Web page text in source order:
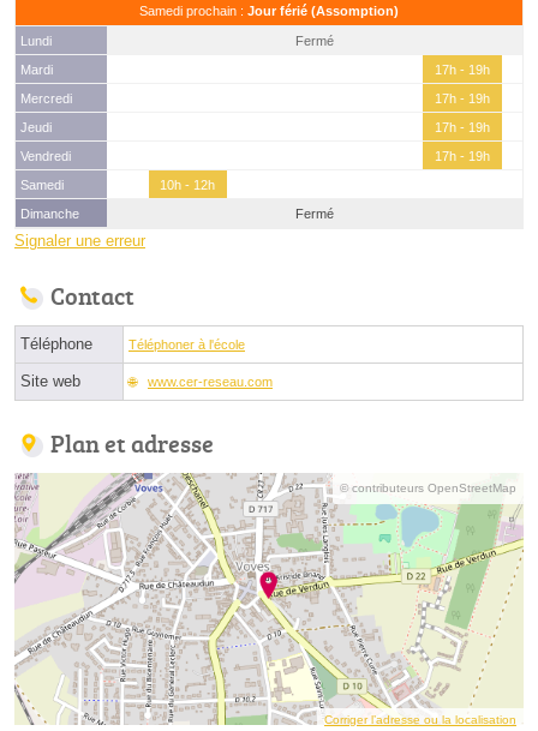
Samedi prochain : Jour férié (Assomption)
Lundi
Fermé
Mardi
17h - 19h
Mercredi
17h - 19h
Jeudi
17h - 19h
Vendredi
17h - 19h
Samedi
10h - 12h
Dimanche
Fermé
Signaler une erreur
Contact
Téléphone Téléphoner à l'école
Site web www.cer-reseau.com
Plan et adresse
© contributeurs OpenStreetMap
Corriger l’adresse ou la localisation